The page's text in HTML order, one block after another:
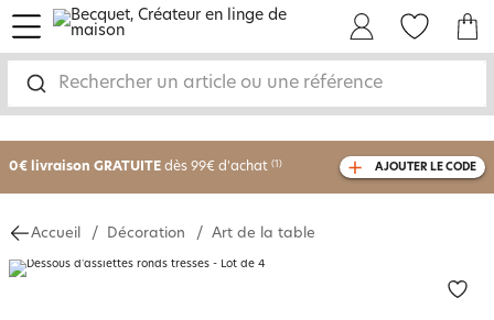
Rechercher un article ou une référence
menu
-25% sur votre commandedès 2 articles
0€ livraison GRATUITE dès 99€ d'achat (1) AJOUTER LE CODE
Accueil Décoration Art de la table